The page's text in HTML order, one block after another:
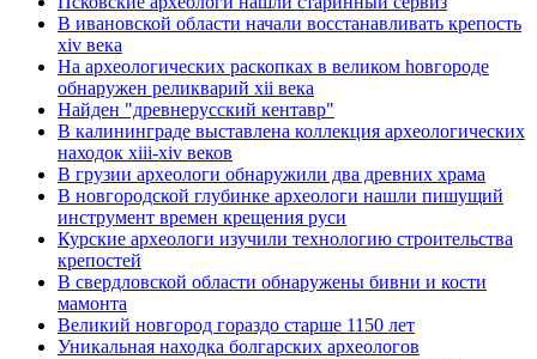
В ивановской области начали восстанавливать крепость
xiv века
Hа археологических раскопках в великом hовгороде
обнаружен реликварий xii века
Найден "древнерусский кентавр"
В калининграде выставлена коллекция археологических
находок xiii-xiv веков
В грузии археологи обнаружили два древних храма
В новгородской глубинке археологи нашли пишущий
инструмент времен крещения руси
Курские археологи изучили технологию строительства
крепостей
В свердловской области обнаружены бивни и кости
мамонта
Великий новгород гораздо старше 1150 лет
Уникальная находка болгарских археологов